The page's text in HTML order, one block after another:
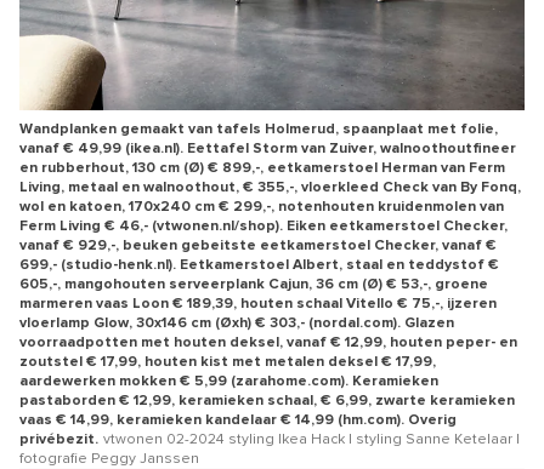
Wandplanken gemaakt van tafels Holmerud, spaanplaat met folie,
vanaf € 49,99 (ikea.nl). Eettafel Storm van Zuiver, walnoothoutfineer
en rubberhout, 130 cm (Ø) € 899,-, eetkamerstoel Herman van Ferm
Living, metaal en walnoothout, € 355,-, vloerkleed Check van By Fonq,
wol en katoen, 170x240 cm € 299,-, notenhouten kruidenmolen van
Ferm Living € 46,- (vtwonen.nl/shop). Eiken eetkamerstoel Checker,
vanaf € 929,-, beuken gebeitste eetkamerstoel Checker, vanaf €
699,- (studio-henk.nl). Eetkamerstoel Albert, staal en teddystof €
605,-, mangohouten serveerplank Cajun, 36 cm (Ø) € 53,-, groene
marmeren vaas Loon € 189,39, houten schaal Vitello € 75,-, ijzeren
vloerlamp Glow, 30x146 cm (Øxh) € 303,- (nordal.com). Glazen
voorraadpotten met houten deksel, vanaf € 12,99, houten peper- en
zoutstel € 17,99, houten kist met metalen deksel € 17,99,
aardewerken mokken € 5,99 (zarahome.com). Keramieken
pastaborden € 12,99, keramieken schaal, € 6,99, zwarte keramieken
vaas € 14,99, keramieken kandelaar € 14,99 (hm.com). Overig
privébezit. vtwonen 02-2024 styling Ikea Hack | styling Sanne Ketelaar |
fotografie Peggy Janssen